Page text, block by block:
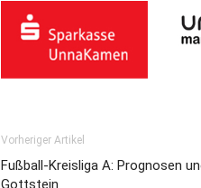
Vorheriger Artikel
Fußball-Kreisliga A: Prognosen
Gottstein